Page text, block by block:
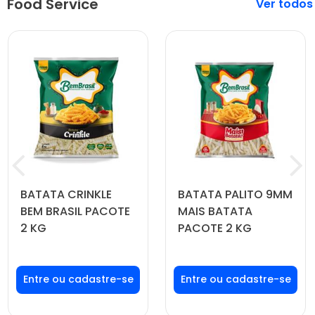
Food Service
BATATA CRINKLE
BEM BRASIL PACOTE
2 KG
Faça seu login ou
cadastre-se para
ver preços e
BATATA PALITO 9MM
MAIS BATATA
PACOTE 2 KG
Faça seu login ou
cadastre-se para
ver preços e